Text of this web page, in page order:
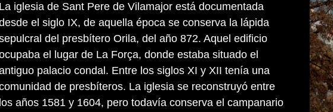
La iglesia de Sant Pere de Vilamajor está documentada
el siglo IX, de aquella época se conserva la lápida
del presbítero Orila, del año 872. Aquel edificio
el lugar de La Força, donde estaba situado el
palacio condal. Entre los siglos XI y XII tenía una
de presbíteros. La iglesia se reconstruyó entre
los años 1581 y 1604, pero todavía conserva el campanario